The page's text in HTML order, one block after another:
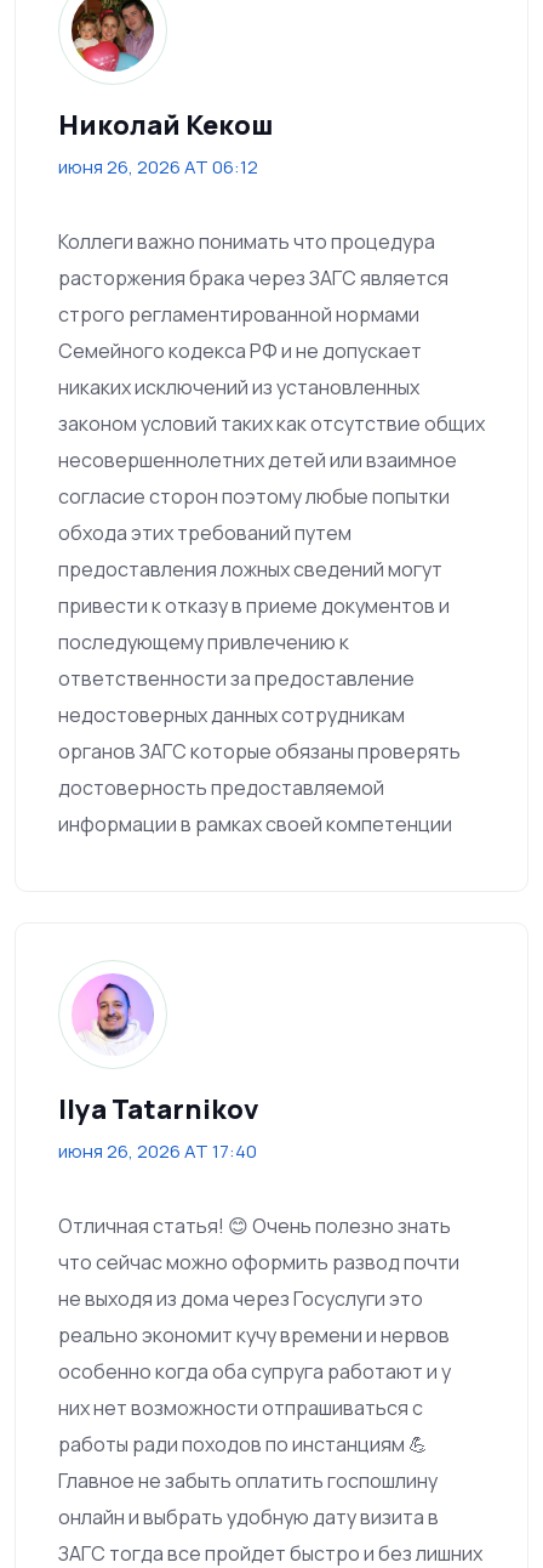
Николай Кекош
июня 26, 2026 AT 06:12
Коллеги важно понимать что процедура
расторжения брака через ЗАГС является
строго регламентированной нормами
Семейного кодекса РФ и не допускает
никаких исключений из установленных
законом условий таких как отсутствие общих
несовершеннолетних детей или взаимное
согласие сторон поэтому любые попытки
обхода этих требований путем
предоставления ложных сведений могут
привести к отказу в приеме документов и
последующему привлечению к
ответственности за предоставление
недостоверных данных сотрудникам
органов ЗАГС которые обязаны проверять
достоверность предоставляемой
информации в рамках своей компетенции
Ilya Tatarnikov
июня 26, 2026 AT 17:40
Отличная статья! 😊 Очень полезно знать
что сейчас можно оформить развод почти
не выходя из дома через Госуслуги это
реально экономит кучу времени и нервов
особенно когда оба супруга работают и у
них нет возможности отпрашиваться с
работы ради походов по инстанциям 💪
Главное не забыть оплатить госпошлину
онлайн и выбрать удобную дату визита в
ЗАГС тогда все пройдет быстро и без лишних